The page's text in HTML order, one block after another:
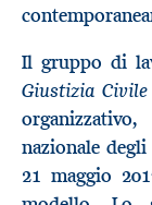
Il gruppo di
Giustizia
nazionale
21 maggio